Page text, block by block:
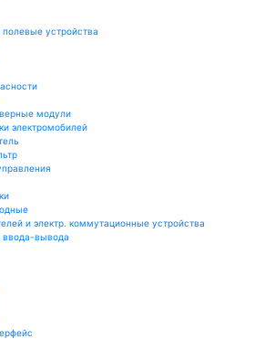
устройства
модули
электромобилей
и электр. коммутационные устройства
ввода-вывода